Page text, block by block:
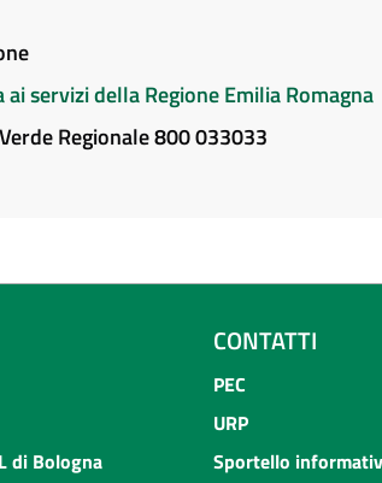
ai servizi della Regione Emilia Romagna
Regionale 800 033033
di Bologna
CONTATTI
PEC
URP
Sportello